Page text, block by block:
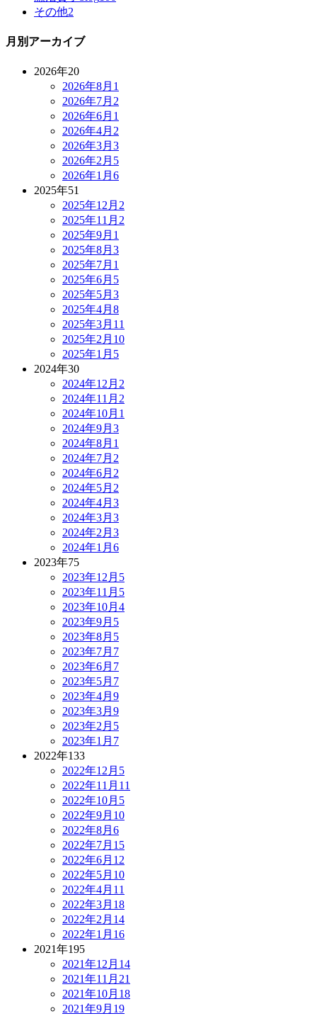
その他2
月別アーカイブ
2026年20
2026年8月 1
2026年7月 2
2026年6月 1
2026年4月 2
2026年3月 3
2026年2月 5
2026年1月 6
2025年51
2025年12月 2
2025年11月 2
2025年9月 1
2025年8月 3
2025年7月 1
2025年6月 5
2025年5月 3
2025年4月 8
2025年3月 11
2025年2月 10
2025年1月 5
2024年30
2024年12月 2
2024年11月 2
2024年10月 1
2024年9月 3
2024年8月 1
2024年7月 2
2024年6月 2
2024年5月 2
2024年4月 3
2024年3月 3
2024年2月 3
2024年1月 6
2023年75
2023年12月 5
2023年11月 5
2023年10月 4
2023年9月 5
2023年8月 5
2023年7月 7
2023年6月 7
2023年5月 7
2023年4月 9
2023年3月 9
2023年2月 5
2023年1月 7
2022年133
2022年12月 5
2022年11月 11
2022年10月 5
2022年9月 10
2022年8月 6
2022年7月 15
2022年6月 12
2022年5月 10
2022年4月 11
2022年3月 18
2022年2月 14
2022年1月 16
2021年195
2021年12月 14
2021年11月 21
2021年10月 18
2021年9月 19